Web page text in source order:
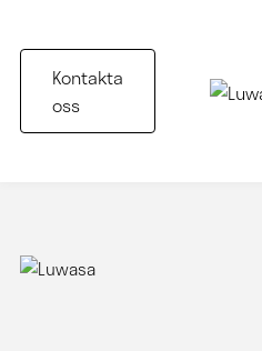
Kontakta
oss
Julkrans